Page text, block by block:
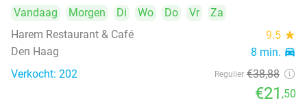
Vandaag Morgen Di Wo Do Vr
Za
Harem Restaurant & Café
9.5 star
Den Haag 8 min. directions_car
Verkocht: 202 Regulier €38,88
€21 ,50